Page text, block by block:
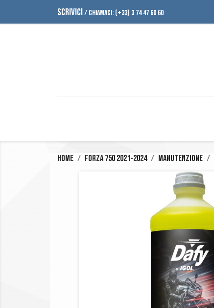
SCRIVICI/ CHIAMACI: (+33) 3 74 47 60 60
Home Forza 750 2021-2024 Manutenzione